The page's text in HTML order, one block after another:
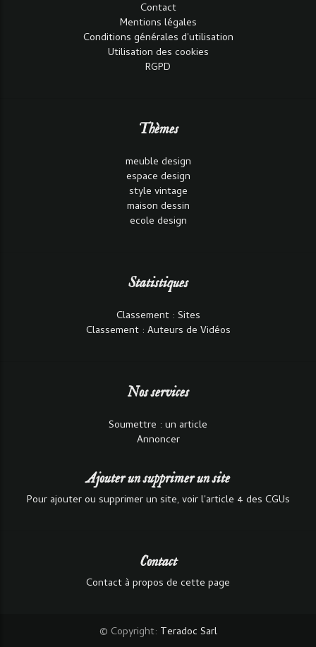
Contact
Mentions légales
Conditions générales d'utilisation
Utilisation des cookies
RGPD
Thèmes
meuble design
espace design
style vintage
maison dessin
ecole design
Statistiques
Classement : Sites
Classement : Auteurs de Vidéos
Nos services
Soumettre : un article
Annoncer
Ajouter un supprimer un site
Pour ajouter ou supprimer un site, voir l'article 4 des CGUs
Contact
Contact à propos de cette page
© Copyright: Teradoc Sarl